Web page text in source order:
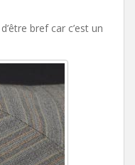
bref car c’est un